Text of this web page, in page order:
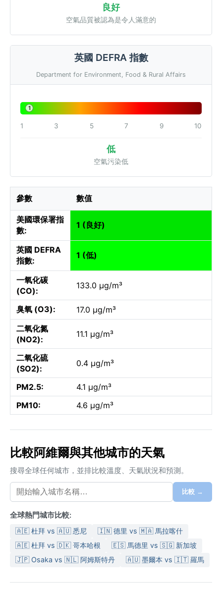
良好
空氣品質被認為是令人滿意的
英國 DEFRA 指數
Department for Environment, Food & Rural Affairs
1
1 3 5 7 9 10
低
空氣污染低
參數 數值
美國環保署指
數:
1 (良好)
英國 DEFRA
指數:
1 (低)
一氧化碳
(CO):
133.0 µg/m³
臭氧 (O3):
17.0 µg/m³
二氧化氮
(NO2):
11.1 µg/m³
二氧化硫
(SO2):
0.4 µg/m³
PM2.5:
4.1 µg/m³
PM10:
4.6 µg/m³
比較阿維爾與其他城市的天氣
搜尋全球任何城市，並排比較溫度、天氣狀況和預測。
比較 →
全球熱門城市比較:
🇦🇪 杜拜 vs 🇦🇺 悉尼
🇮🇳 德里 vs 🇲🇦 馬拉喀什
🇦🇪 杜拜 vs 🇩🇰 哥本哈根
🇪🇸 馬德里 vs 🇸🇬 新加坡
🇯🇵 Osaka vs 🇳🇱 阿姆斯特丹
🇦🇺 墨爾本 vs 🇮🇹 羅馬